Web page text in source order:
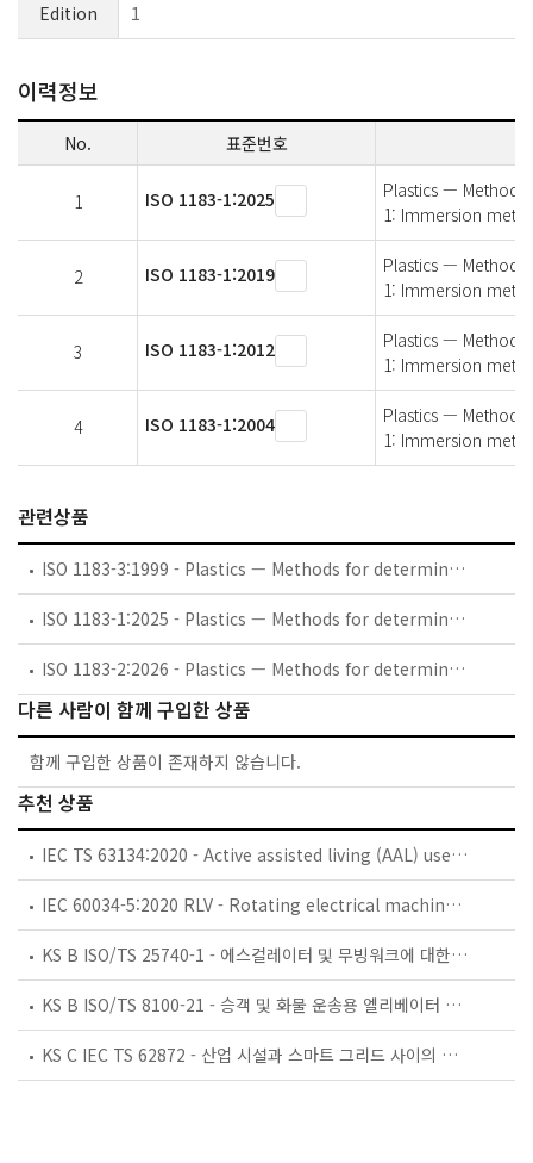
Edition 1
이력정보
No. 표준번호
1 ISO 1183-1:2025
Plastics —
1: Immersion
2 ISO 1183-1:2019
Plastics —
1: Immersion
3 ISO 1183-1:2012
Plastics —
1: Immersion
4 ISO 1183-1:2004
Plastics —
1: Immersion
관련상품
ISO 1183-3:1999 - Plastics — Methods for determining the density of non-cellular plastics — Part 3: Gas pyknometer method
ISO 1183-1:2025 - Plastics — Methods for determining the density of non-cellular plastics — Part 1: Immersion method, liquid pycnometer method and titration method
ISO 1183-2:2026 - Plastics — Methods for determining the density of non-cellular plastics — Part 2: Density gradient column method
다른 사람이 함께 구입한 상품
함께 구입한 상품이 존재하지 않습니다.
추천 상품
IEC TS 63134:2020 - Active assisted living (AAL) use cases
IEC 60034-5:2020 RLV - Rotating electrical machines - Part 5: Degrees of protection provided by the integral design of rotating electrical machines (IP code) - Classification
KS B ISO/TS 25740-1 - 에스컬레이터 및 무빙워크에 대한 안전요건 — 제1부: 세계공통 필수 안전요건(GESRs)
KS B ISO/TS 8100-21 - 승객 및 화물 운송용 엘리베이터 —제21부: 세계공통 필수안전요건(GESRs)을 충족하는 세계공통 안전 파라미터(GSPs)
KS C IEC TS 62872 - 산업 시설과 스마트 그리드 사이의 산업 공정 측정, 제어 및 자동화 시스템 인터페이스